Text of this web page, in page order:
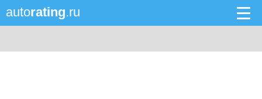
autorating.ru